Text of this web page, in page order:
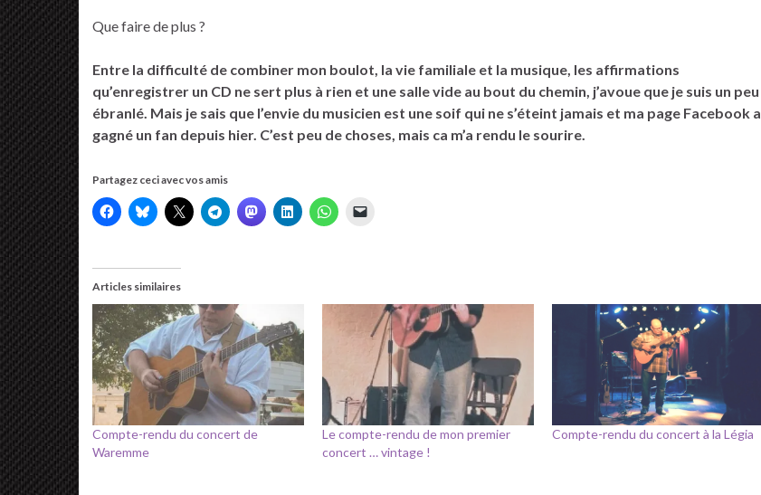
Que faire de plus ?
Entre la difficulté de combiner mon boulot, la vie familiale et la musique, les affirmations
qu’enregistrer un CD ne sert plus à rien et une salle vide au bout du chemin, j’avoue que je suis un peu
ébranlé. Mais je sais que l’envie du musicien est une soif qui ne s’éteint jamais et ma page Facebook a
gagné un fan depuis hier. C’est peu de choses, mais ca m’a rendu le sourire.
Partagez ceci avec vos amis
Articles similaires
Compte-rendu du concert de
Waremme
Le compte-rendu de mon premier
concert … vintage !
Compte-rendu du concert à la Légia